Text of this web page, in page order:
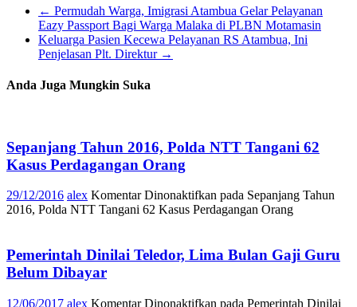
← Permudah Warga, Imigrasi Atambua Gelar Pelayanan
Eazy Passport Bagi Warga Malaka di PLBN Motamasin
Keluarga Pasien Kecewa Pelayanan RS Atambua, Ini
Penjelasan Plt. Direktur →
Anda Juga Mungkin Suka
Sepanjang Tahun 2016, Polda NTT Tangani 62
Kasus Perdagangan Orang
29/12/2016 alex Komentar Dinonaktifkan pada Sepanjang Tahun
2016, Polda NTT Tangani 62 Kasus Perdagangan Orang
Pemerintah Dinilai Teledor, Lima Bulan Gaji Guru
Belum Dibayar
12/06/2017 alex Komentar Dinonaktifkan pada Pemerintah Dinilai